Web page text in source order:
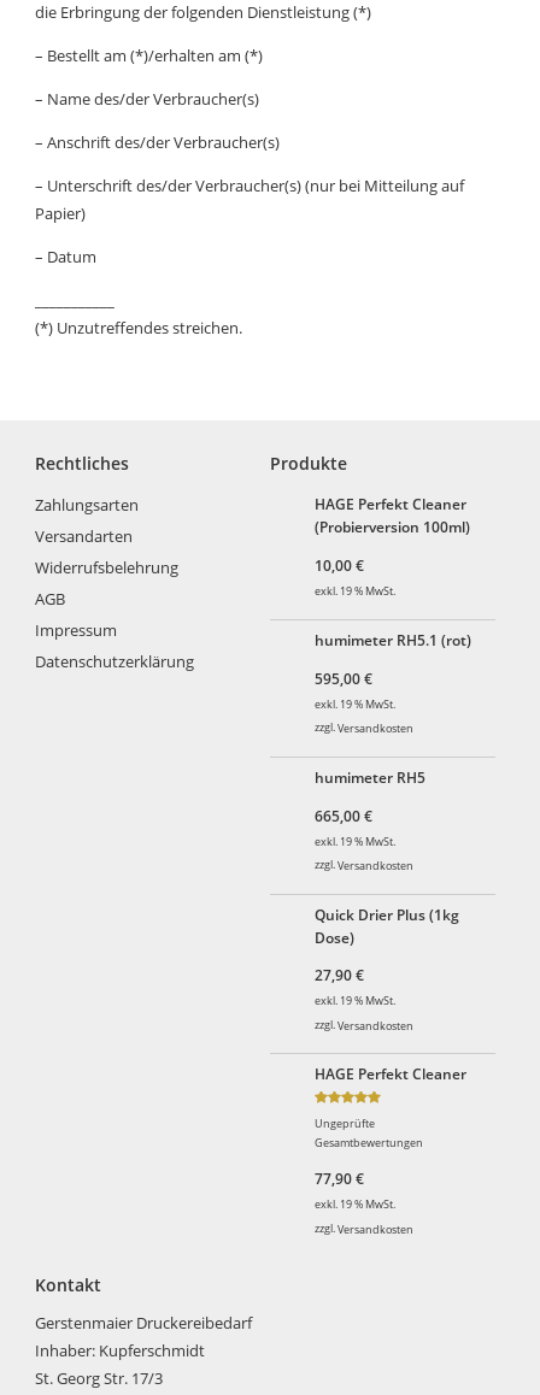
die Erbringung der folgenden Dienstleistung (*)
– Bestellt am (*)/erhalten am (*)
– Name des/der Verbraucher(s)
– Anschrift des/der Verbraucher(s)
– Unterschrift des/der Verbraucher(s) (nur bei Mitteilung auf
Papier)
– Datum
(*) Unzutreffendes streichen.
Rechtliches
Zahlungsarten
Versandarten
Widerrufsbelehrung
AGB
Impressum
Datenschutzerklärung
Produkte
HAGE Perfekt Cleaner
(Probierversion 100ml)
10,00€
exkl. 19 % MwSt.
humimeter RH5.1 (rot)
595,00€
exkl. 19 % MwSt.
zzgl.Versandkosten
humimeter RH5
665,00€
exkl. 19 % MwSt.
zzgl.Versandkosten
Quick Drier Plus (1kg
Dose)
27,90€
exkl. 19 % MwSt.
zzgl.Versandkosten
HAGE Perfekt Cleaner
Bewertet
mit5.00
von 5
Ungeprüfte
Gesamtbewertungen
77,90€
exkl. 19 % MwSt.
zzgl. Versandkosten
Kontakt
Gerstenmaier Druckereibedarf
Inhaber: Kupferschmidt
St. Georg Str. 17/3